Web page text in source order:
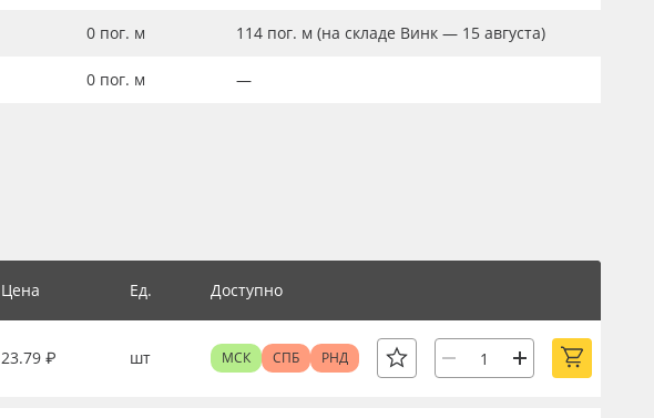
0 пог. м 114 пог. м (на складе Винк — 15 августа)
0 пог. м —
Цена Ед. Доступно
23.79 ₽ шт МСК СПБ РНД